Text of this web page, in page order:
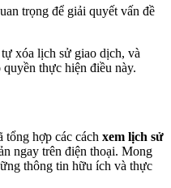
trọng để giải quyết vấn đề
xóa lịch sử giao dịch, và
thực hiện điều này.
tổng hợp các cách xem lịch sử
ngay trên điện thoại. Mong
thông tin hữu ích và thực